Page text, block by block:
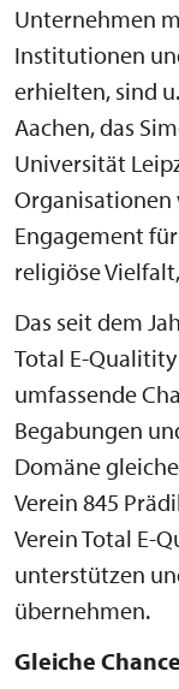
Unternehmen
Institutionen
erhielten, sind
Aachen, das
Universität
Organisationen
Engagement
religiöse
Das seit dem
Total E-
umfassende
Begabungen
Domäne
Verein 845
Verein Total E-
unterstützen
übernehmen.
Gleiche